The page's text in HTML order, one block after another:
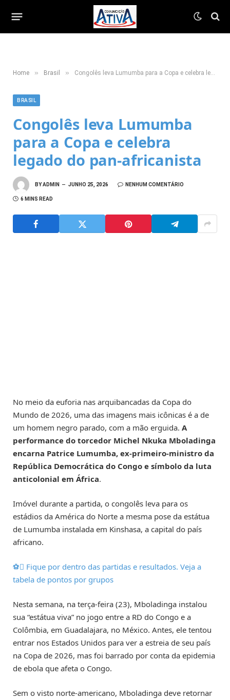
Home » Brasil » Congolês leva Lumumba para a Copa e celebra legado do pan-africanista
BRASIL
Congolês leva Lumumba
para a Copa e celebra
legado do pan-africanista
BYADMIN JUNHO 25, 2026 NENHUM COMENTÁRIO
6 MINS READ
No meio da euforia nas arquibancadas da Copa do
Mundo de 2026, uma das imagens mais icônicas é a de
um homem negro parado, com a mão erguida. A
performance do torcedor Michel Nkuka Mboladinga
encarna Patrice Lumumba, ex-primeiro-ministro da
República Democrática do Congo e símbolo da luta
anticolonial em África.
Imóvel durante a partida, o congolês leva para os
estádios da América do Norte a mesma pose da estátua
de Lumumba instalada em Kinshasa, a capital do país
africano.
⚽ Fique por dentro das partidas e resultados. Veja a
tabela de pontos por grupos
Nesta semana, na terça-feira (23), Mboladinga instalou
sua “estátua viva” no jogo entre a RD do Congo e a
Colômbia, em Guadalajara, no México. Antes, ele tentou
entrar nos Estados Unidos para ver a estreia de seu país
na Copa de 2026, mas foi barrado por conta da epidemia
de ebola que afeta o Congo.
Sem o visto norte-americano, Mboladinga deve retornar